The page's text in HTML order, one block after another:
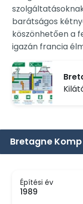
barátságos
köszönhetően a
igazán francia
Bretagne
Építési év
1989